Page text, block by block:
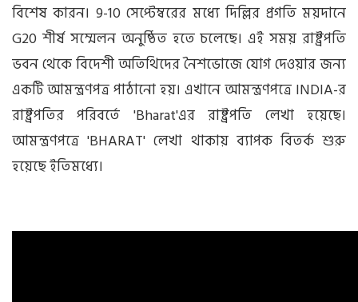
বিশেষ কারন। 9-10 সেপ্টেম্বরের মধ্যে দিল্লির প্রগতি ময়দানে
G20 শীর্ষ সম্মেলন অনুষ্ঠিত হতে চলেছে। এই সময় রাষ্ট্রপতি
ভবন থেকে বিদেশী অতিথিদের নৈশভোজে যোগ দেওয়ার জন্য
একটি আমন্ত্রণপত্র পাঠানো হয়। এখানেআমন্ত্রণপত্রে INDIA-র
রাষ্ট্রপতির পরিবর্তে 'Bharat'এর রাষ্ট্রপতি লেখা হয়েছে।
আমন্ত্রণপত্রে 'BHARAT' লেখা থাকায় ব্যাপক বিতর্ক শুরু
হয়েছে ইতিমধ্যে।